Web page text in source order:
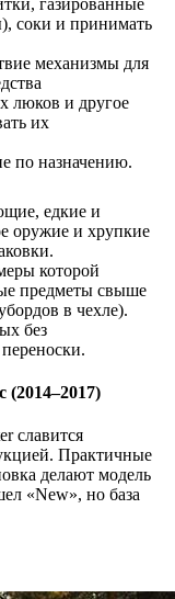
соки и принимать
механизмы для
люков и другое
их
по назначению.
едкие и
оружие и хрупкие
которой
предметы свыше
в чехле).
без
славится
Практичные
делают модель
«New», но база